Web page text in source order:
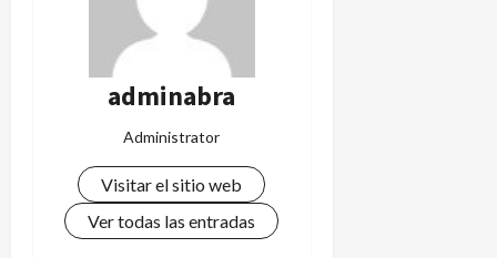
adminabra
Administrator
Visitar el sitio web
Ver todas las entradas